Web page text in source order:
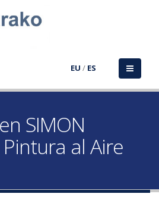
EU / ES
SIMON
Pintura al Aire